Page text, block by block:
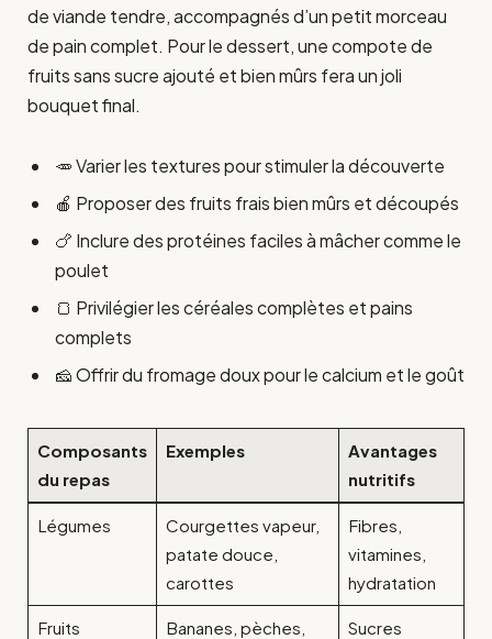
de viande tendre, accompagnés d’un petit morceau
de pain complet. Pour le dessert, une compote de
fruits sans sucre ajouté et bien mûrs fera un joli
bouquet final.
🥕 Varier les textures pour stimuler la découverte
🍎 Proposer des fruits frais bien mûrs et découpés
🍗 Inclure des protéines faciles à mâcher comme le
poulet
🍞 Privilégier les céréales complètes et pains
complets
🧀 Offrir du fromage doux pour le calcium et le goût
Composants
du repas
Exemples
Avantages
nutritifs
Légumes
Courgettes vapeur,
patate douce,
carottes
Fibres,
vitamines,
hydratation
Fruits
Bananes, pèches,
Sucres